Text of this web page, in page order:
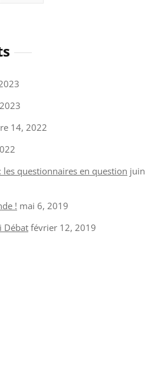
14, 2022
les questionnaires en question juin
! mai 6, 2019
Débat février 12, 2019